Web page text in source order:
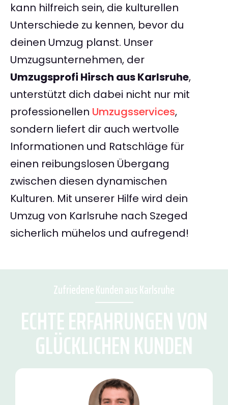
kann hilfreich sein, die kulturellen
Unterschiede zu kennen, bevor du
deinen Umzug planst. Unser
Umzugsunternehmen, der
Umzugsprofi Hirsch aus Karlsruhe,
unterstützt dich dabei nicht nur mit
professionellen Umzugsservices,
sondern liefert dir auch wertvolle
Informationen und Ratschläge für
einen reibungslosen Übergang
zwischen diesen dynamischen
Kulturen. Mit unserer Hilfe wird dein
Umzug von Karlsruhe nach Szeged
sicherlich mühelos und aufregend!
Zufriedene Kunden aus Karlsruhe
ECHTE ERFAHRUNGEN VON
GLÜCKLICHEN KUNDEN